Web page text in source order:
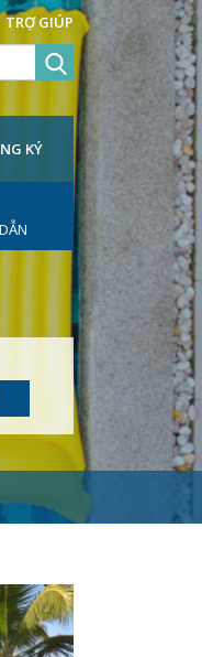
TRỢ GIÚP
KÝ